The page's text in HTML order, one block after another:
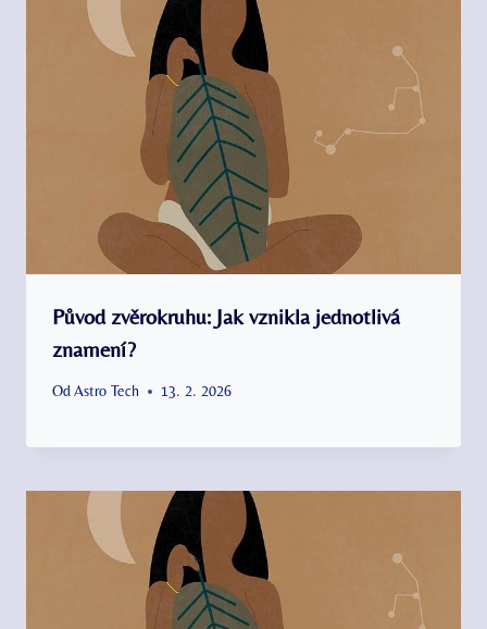
Původ zvěrokruhu: Jak vznikla jednotlivá
znamení?
Od Astro Tech 13. 2. 2026